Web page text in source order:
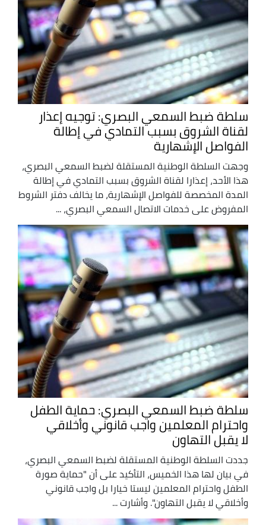
سلطة ضبط السمعي البصري: توجيه إعذار
لقناة الشروق بسبب التمادي في إطالة
الفواصل الإشهارية
وجهت السلطة الوطنية المستقلة لضبط السمعي البصري،
هذا الأحد، إعذارا لقناة الشروق بسبب التمادي في إطالة
المدة المخصصة للفواصل الإشهارية، ما يخالف دفتر الشروط
المفروض على خدمات الاتصال السمعي البصري، ...
سلطة ضبط السمعي البصري: حماية الطفل
واحترام المعلمين واجب قانوني وأخلاقي
لا يقبل التهاون
جددت السلطة الوطنية المستقلة لضبط السمعي البصري،
في بيان لها هذا الخميس، التأكيد على أن "حماية صورة
الطفل واحترام المعلمين ليستا خيارا بل واجب قانوني
وأخلاقي لا يقبل التهاون". وأشارت ...